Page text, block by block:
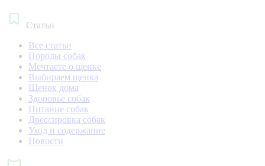
Статьи
Все статьи
Породы собак
Мечтаете о щенке
Выбираем щенка
Щенок дома
Здоровье собак
Питание собак
Дрессировка собак
Уход и содержание
Новости